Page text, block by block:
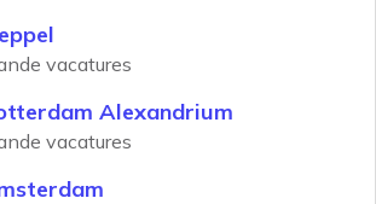
vacatures
Alexandrium
vacatures